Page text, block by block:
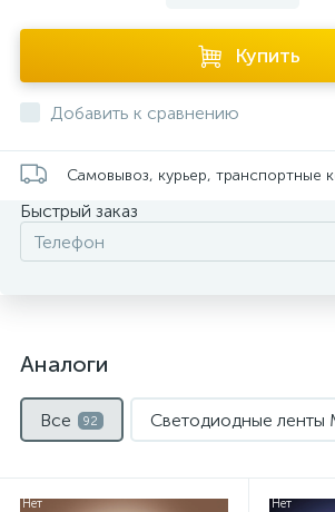
Купить
Добавить к сравнению
Самовывоз, курьер, транспортные
Быстрый заказ
Аналоги
Все 92 Светодиодные ленты
Нет Нет